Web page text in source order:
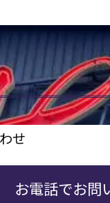
せ
お電話でお問